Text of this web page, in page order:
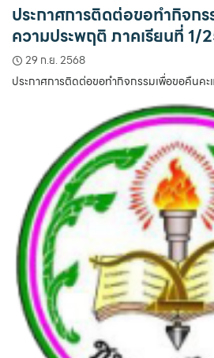
ประกาศการติดต่อขอทำกิจก
ความประพฤติ ภาคเรียนที่ 1/
29 ก.ย. 2568
ประกาศการติดต่อขอทำกิจกรรมเพื่อขอคืนค